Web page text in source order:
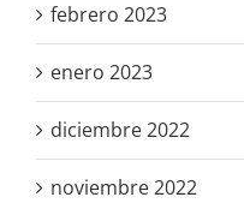
febrero 2023
enero 2023
diciembre 2022
noviembre 2022